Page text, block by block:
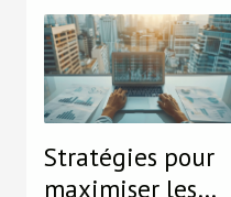
Stratégies pour
maximiser les